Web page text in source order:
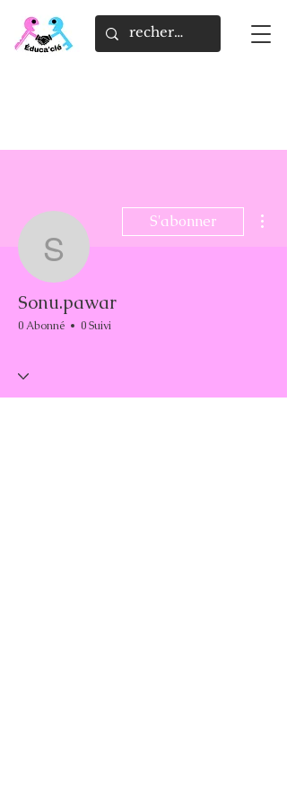
Sonu.pawar
S'abonner
Sonu.pawar
0 Abonné 0 Suivi